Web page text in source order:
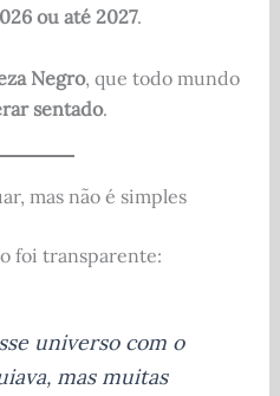
ou até 2027.
Negro, que todo mundo
sentado.
mas não é simples
foi transparente:
universo com o
mas muitas